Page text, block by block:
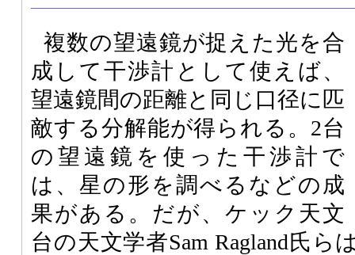
複数の望遠鏡が捉えた光を合
成して干渉計として使えば、
望遠鏡間の距離と同じ口径に匹
敵する分解能が得られる。2台
の望遠鏡を使った干渉計で
は、星の形を調べるなどの成
果がある。だが、ケック天文
台の天文学者Sam Ragland氏ら